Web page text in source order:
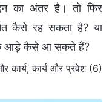
का अंतर है। तो फिर
कैसे रह सकता है? या
के आड़े कैसे आ सकते हैं?
कार्य और प्रवेश (6)